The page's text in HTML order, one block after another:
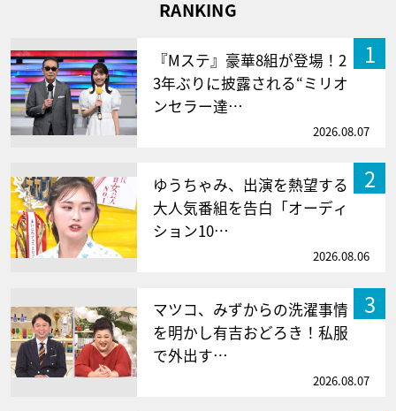
RANKING
1
『Mステ』豪華8組が登場！2
3年ぶりに披露される“ミリオ
ンセラー達…
2026.08.07
2
ゆうちゃみ、出演を熱望する
大人気番組を告白「オーディ
ション10…
2026.08.06
3
マツコ、みずからの洗濯事情
を明かし有吉おどろき！私服
で外出す…
2026.08.07